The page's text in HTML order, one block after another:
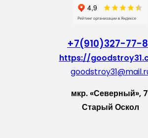
+7(910)327-77-
https://
мкр. «Северный», 7
Старый Оскол